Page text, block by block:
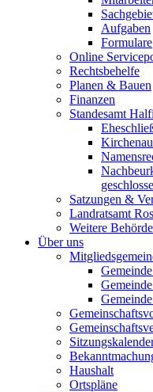
Aufgaben
Formulare
Online
Rechtsbehelfe
Planen & Bauen
Finanzen
Standesamt
Satzungen &
Landratsamt
Weitere
Über uns
Haushalt
Ortspläne